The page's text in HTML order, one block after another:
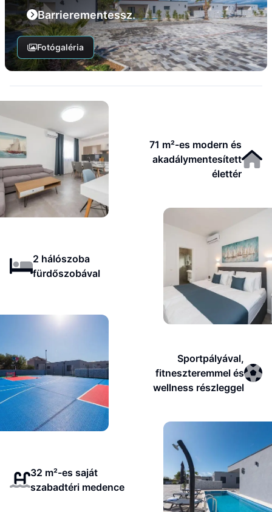
Barrierementessz.
Fotógaléria
71 m²-es modern és
akadálymentesített
élettér
2 hálószoba
fürdőszobával
Sportpályával,
fitneszteremmel és
wellness részleggel
32 m²-es saját
szabadtéri medence